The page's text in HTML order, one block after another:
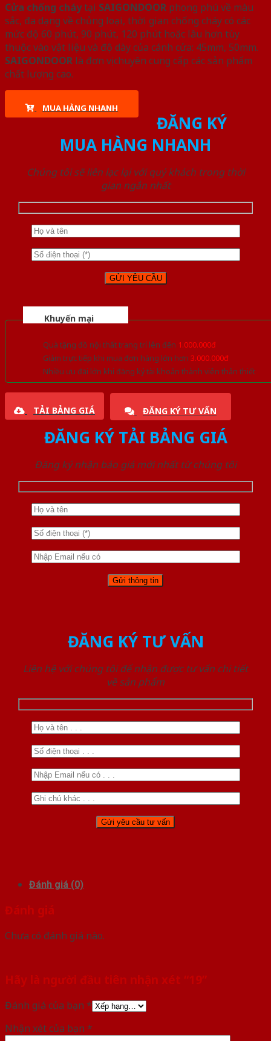
Cửa chống cháytại SAIGONDOOR phong phú về màu
sắc, đa dạng về chủng loại, thời gian chống cháy có các
mức độ 60 phút, 90 phút, 120 phút hoặc lâu hơn tùy
thuộc vào vật liệu và độ dày của cánh cửa: 45mm, 50mm.
SAIGONDOOR là đơn vị chuyên cung cấp các sản phẩm
chất lượng cao.
MUA HÀNG NHANH
ĐĂNG KÝ
MUA HÀNG NHANH
Chúng tôi sẽ liên lạc lại với quý khách trong thời
gian ngắn nhất
Khuyến mại
Quà tặng đồ nội thất trang trí lên đến 1.000.000đ
Giảm trực tiếp khi mua đơn hàng lớn hơn 3.000.000đ
Nhiều ưu đãi lớn khi đăng ký tài khoản thành viên thân thiết
TẢI BẢNG GIÁ ĐĂNG KÝ TƯ VẤN
ĐĂNG KÝ TẢI BẢNG GIÁ
Đăng ký nhận báo giá mới nhất từ chúng tôi
ĐĂNG KÝ TƯ VẤN
Liên hệ với chúng tôi để nhận được tư vấn chi tiết
về sản phẩm
Đánh giá (0)
Đánh giá
Chưa có đánh giá nào.
Hãy là người đầu tiên nhận xét “19”
Đánh giá của bạn *
Nhận xét của bạn *